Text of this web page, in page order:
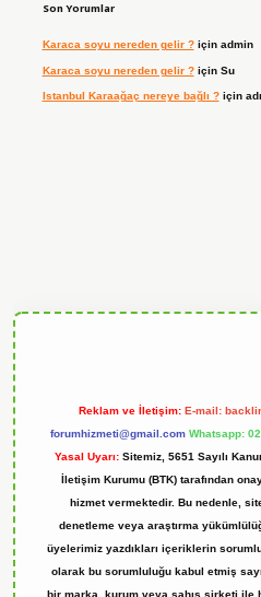
Son Yorumlar
Karaca soyu nereden gelir ?için admin
Karaca soyu nereden gelir ?için Su
Istanbul Karaağaç nereye bağlı ?için
Reklam ve İletişim: E-mail:
forumhizmeti@gmail.com Whatsapp:
Yasal Uyarı: Sitemiz, 5651 Sayılı
İletişim Kurumu (BTK) tarafından
hizmet vermektedir. Bu nedenle,
denetleme veya araştırma
üyelerimiz yazdıkları içeriklerin
olarak bu sorumluluğu kabul etmiş
bir marka, kurum veya şahıs şirketi ile